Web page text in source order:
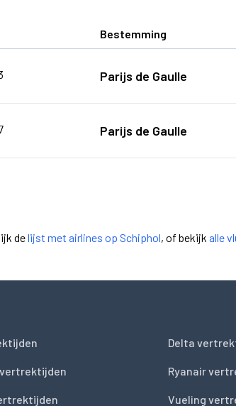
Bestemming
Parijs de Gaulle
Parijs de Gaulle
delijst met airlines op Schiphol, of bekijk alle
Delta
Ryanair
Vueling